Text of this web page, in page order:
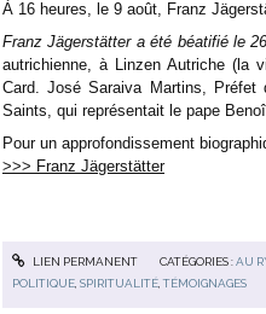
À 16 heures, le 9 août, Franz
Franz Jägerstättera été béatifié le
autrichienne, à Linzen Autriche (la
Card. José Saraiva Martins, Préfet
Saints, qui représentait le pape
Pour un approfondissement
>>> Franz Jägerstätter
LIEN PERMANENT CATÉGORIES :AU
POLITIQUE ,SPIRITUALITÉ ,TÉMOIGNAGES